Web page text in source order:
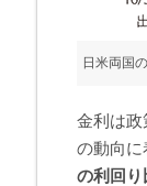
日米両国
金利は政
の動向に
の利回り